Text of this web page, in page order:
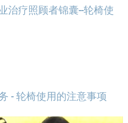
治疗照顾者锦囊--轮椅使
- 轮椅使用的注意事项